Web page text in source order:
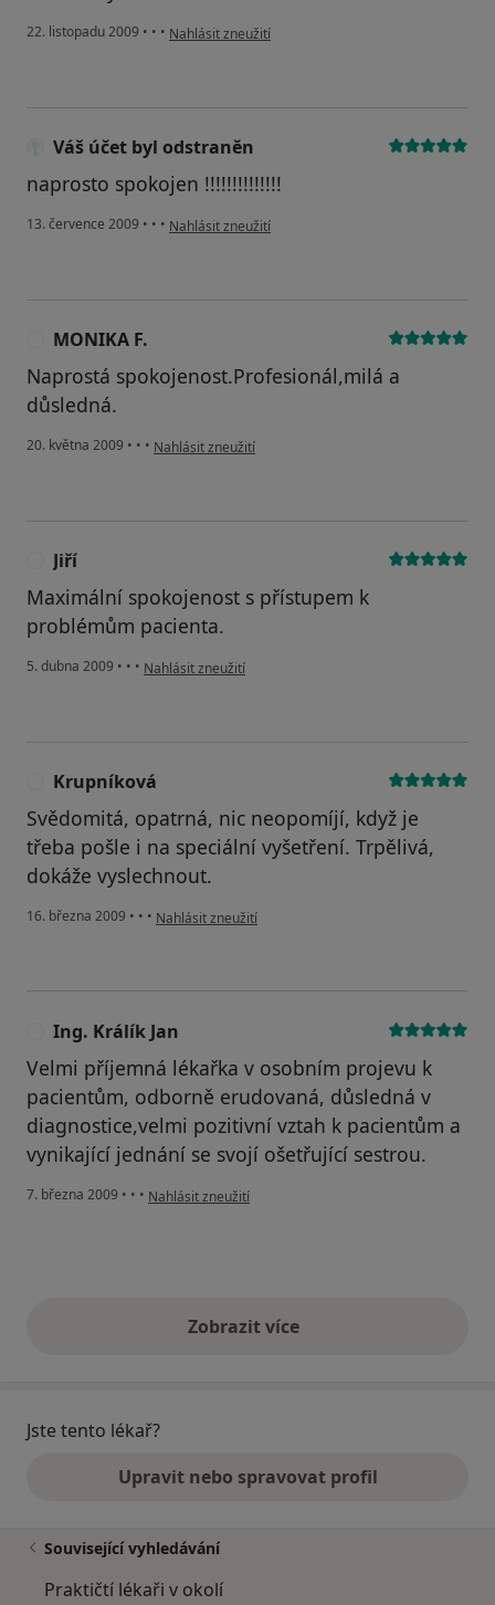
22. listopadu 2009 • • • podle názoru uživatele Pacient
Nahlásit zneužití
Váš účet byl odstraněn
naprosto spokojen !!!!!!!!!!!!!!
13. července 2009 • • • podle názoru uživatele Váš účet byl odstraněn
Nahlásit zneužití
MONIKA F.
Naprostá spokojenost.Profesionál,milá a
důsledná.
20. května 2009 • • • podle názoru uživatele MONIKA F.
Nahlásit zneužití
Jiří
Maximální spokojenost s přístupem k
problémům pacienta.
5. dubna 2009 • • • podle názoru uživatele Jiří
Nahlásit zneužití
Krupníková
Svědomitá, opatrná, nic neopomíjí, když je
třeba pošle i na speciální vyšetření. Trpělivá,
dokáže vyslechnout.
16. března 2009 • • • podle názoru uživatele Krupníková
Nahlásit zneužití
Ing. Králík Jan
Velmi příjemná lékařka v osobním projevu k
pacientům, odborně erudovaná, důsledná v
diagnostice,velmi pozitivní vztah k pacientům a
vynikající jednání se svojí ošetřující sestrou.
7. března 2009 • • • podle názoru uživatele Ing. Králík Jan
Nahlásit zneužití
Zobrazit vícevýše uvedené názory
Jste tento lékař?
Upravit nebo spravovat profil
Související vyhledávání
Praktičtí lékaři v okolí